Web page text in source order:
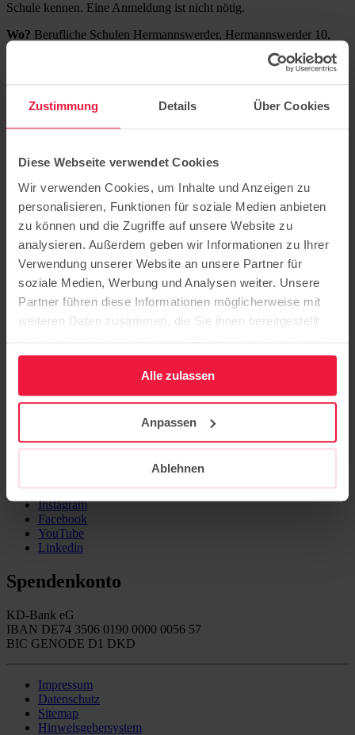
Zustimmung Details Über Cookies
Diese Webseite verwendet Cookies
Wir verwenden Cookies, um Inhalte und Anzeigen zu
personalisieren, Funktionen für soziale Medien anbieten
zu können und die Zugriffe auf unsere Website zu
analysieren. Außerdem geben wir Informationen zu Ihrer
Verwendung unserer Website an unsere Partner für
soziale Medien, Werbung und Analysen weiter. Unsere
Partner führen diese Informationen möglicherweise mit
weiteren Daten zusammen, die Sie ihnen bereitgestellt
haben oder die sie im Rahmen Ihrer Nutzung der Dienste
gesammelt haben.
Alle zulassen
Anpassen
Ablehnen
Schule kennen. Eine Anmeldung ist nicht nötig.
Wo? Berufliche Schulen Hermannswerder, Hermannswerder 10,
14473 Potsdam
Kontakt:0331/23 13 150
sekretariat@bshp.de
Sitz der Stiftung: Potsdam
Hermannswerder 7
14473 Potsdam
Bildung
Pflege
Ausbildung
Beratung
Über uns
Veranstaltungen
Kontakt
Folgen Sie uns auf
Instagram
Facebook
YouTube
Linkedin
Spendenkonto
KD-Bank eG
IBAN DE74 3506 0190 0000 0056 57
BIC GENODE D1 DKD
Impressum
Datenschutz
Sitemap
Hinweisgebersystem